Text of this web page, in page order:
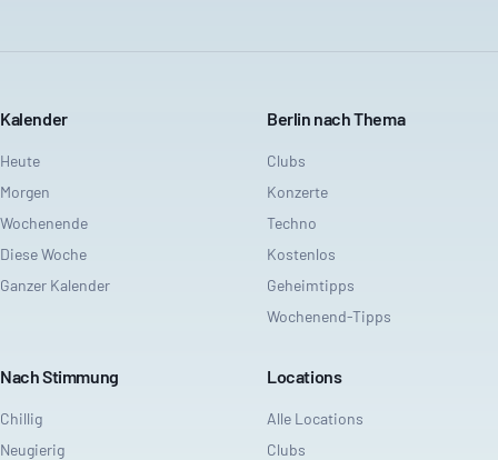
Kalender
Heute
Morgen
Wochenende
Diese Woche
Ganzer Kalender
Berlin nach Thema
Clubs
Konzerte
Techno
Kostenlos
Geheimtipps
Wochenend-Tipps
Nach Stimmung
Chillig
Neugierig
Locations
Alle Locations
Clubs